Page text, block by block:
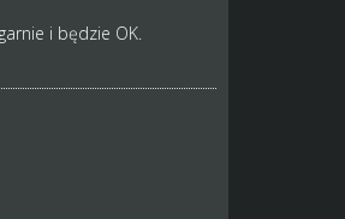
i będzie OK.